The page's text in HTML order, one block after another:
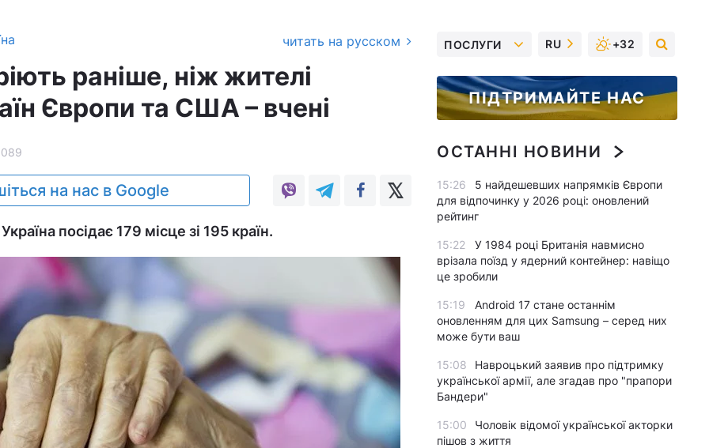
читать на русском
раніше, ніж жителі
Європи та США – вчені
на нас в Google
посідає 179 місце зі 195 країн.
ПОСЛУГИ RU +32
ПІДТРИМАЙТЕ НАС
ОСТАННІ НОВИНИ
15:26
5 найдешевших напрямків Європи
для відпочинку у 2026 році: оновлений
рейтинг
15:22
У 1984 році Британія навмисно
врізала поїзд у ядерний контейнер: навіщо
це зробили
15:19
Android 17 стане останнім
оновленням для цих Samsung – серед них
може бути ваш
15:08
Навроцький заявив про підтримку
української армії, але згадав про "прапори
Бандери"
15:00
Чоловік відомої української акторки
пішов з життя